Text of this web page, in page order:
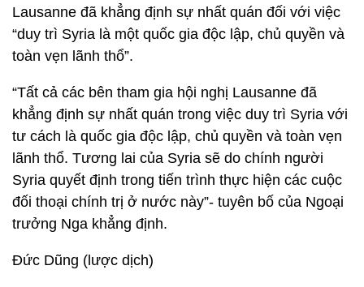
Lausanne đã khẳng định sự nhất quán đối với việc
“duy trì Syria là một quốc gia độc lập, chủ quyền và
toàn vẹn lãnh thổ”.
“Tất cả các bên tham gia hội nghị Lausanne đã
khẳng định sự nhất quán trong việc duy trì Syria với
tư cách là quốc gia độc lập, chủ quyền và toàn vẹn
lãnh thổ. Tương lai của Syria sẽ do chính người
Syria quyết định trong tiến trình thực hiện các cuộc
đối thoại chính trị ở nước này”- tuyên bố của Ngoại
trưởng Nga khẳng định.
Đức Dũng (lược dịch)